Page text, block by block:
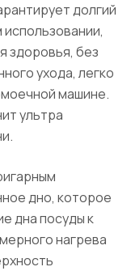
долгий
здоровья, без
ухода, легко
машине.
ультра
дно, которое
дна посуды к
нагрева